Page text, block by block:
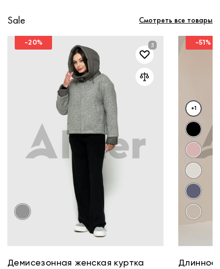
Sale Смотреть все товары
-20%
Демисезонная женская куртка
-51%
+1
Длинное